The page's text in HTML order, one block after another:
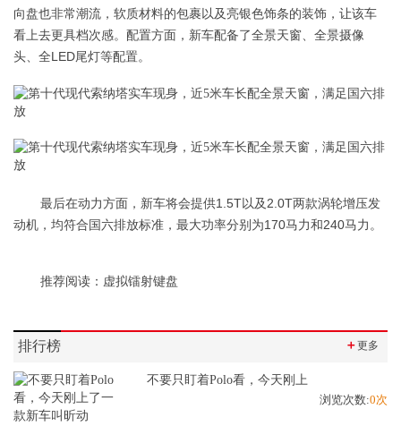
向盘也非常潮流，软质材料的包裹以及亮银色饰条的装饰，让该车
看上去更具档次感。配置方面，新车配备了全景天窗、全景摄像
头、全LED尾灯等配置。
最后在动力方面，新车将会提供1.5T以及2.0T两款涡轮增压发
动机，均符合国六排放标准，最大功率分别为170马力和240马力。
推荐阅读： 虚拟镭射键盘
排行榜 ＋更多
不要只盯着Polo看，今天刚上
浏览次数:0次